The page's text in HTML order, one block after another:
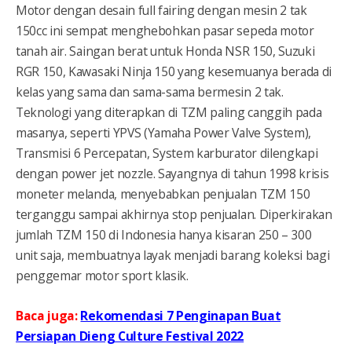
Motor dengan desain full fairing dengan mesin 2 tak
150cc ini sempat menghebohkan pasar sepeda motor
tanah air. Saingan berat untuk Honda NSR 150, Suzuki
RGR 150, Kawasaki Ninja 150 yang kesemuanya berada di
kelas yang sama dan sama-sama bermesin 2 tak.
Teknologi yang diterapkan di TZM paling canggih pada
masanya, seperti YPVS (Yamaha Power Valve System),
Transmisi 6 Percepatan, System karburator dilengkapi
dengan power jet nozzle. Sayangnya di tahun 1998 krisis
moneter melanda, menyebabkan penjualan TZM 150
terganggu sampai akhirnya stop penjualan. Diperkirakan
jumlah TZM 150 di Indonesia hanya kisaran 250 – 300
unit saja, membuatnya layak menjadi barang koleksi bagi
penggemar motor sport klasik.
Baca juga:Rekomendasi 7 Penginapan Buat
Persiapan Dieng Culture Festival 2022